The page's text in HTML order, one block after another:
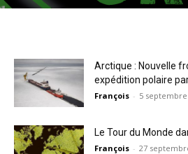
Arctique : Nouvelle
expédition polaire par
François - 5 septembre
Le Tour du Monde
François - 27